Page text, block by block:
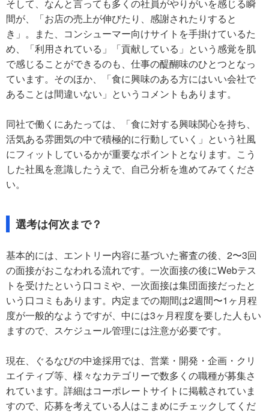
そして、なんと言っても多くの社員がやりがいを感じる瞬
間が、「お店の売上が伸びたり、感謝されたりすると
き」。また、コンシューマー向けサイトを手掛けているた
め、「利用されている」「貢献している」という感覚を肌
で感じることができるのも、仕事の醍醐味のひとつとなっ
ています。そのほか、「食に興味のある方にはいい会社で
あることは間違いない」というコメントもあります。
同社で働くにあたっては、「食に対する興味関心を持ち、
活気ある雰囲気の中で積極的に行動していく」という社風
にフィットしているかが重要なポイントとなります。こう
した社風を意識したうえで、自己分析を進めてみてくださ
い。
選考は何次まで？
基本的には、エントリー内容に基づいた審査の後、2〜3回
の面接がおこなわれる流れです。一次面接の後にWebテス
トを受けたという口コミや、一次面接は集団面接だったと
いう口コミもあります。内定までの期間は2週間〜1ヶ月程
度が一般的なようですが、中には3ヶ月程度を要した人もい
ますので、スケジュール管理には注意が必要です。
現在、ぐるなびの中途採用では、営業・開発・企画・クリ
エイティブ等、様々なカテゴリーで数多くの職種が募集さ
れています。詳細はコーポレートサイトに掲載されていま
すので、応募を考えている人はこまめにチェックしてくだ